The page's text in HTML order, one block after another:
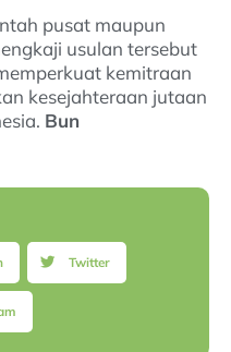
pusat maupun
usulan tersebut
kemitraan
kesejahteraan jutaan
Bun
Twitter